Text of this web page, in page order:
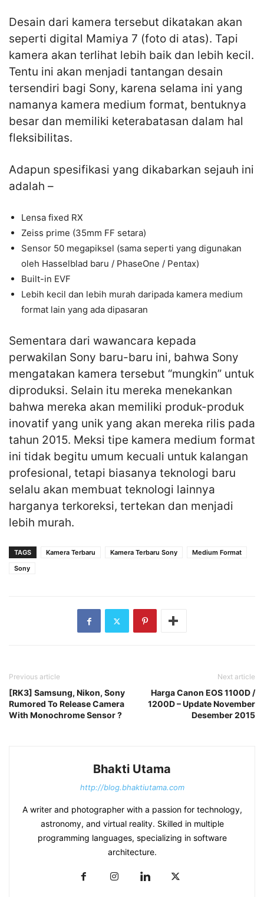
Desain dari kamera tersebut dikatakan akan
seperti digital Mamiya 7 (foto di atas). Tapi
kamera akan terlihat lebih baik dan lebih kecil.
Tentu ini akan menjadi tantangan desain
tersendiri bagi Sony, karena selama ini yang
namanya kamera medium format, bentuknya
besar dan memiliki keterabatasan dalam hal
fleksibilitas.
Adapun spesifikasi yang dikabarkan sejauh ini
adalah –
Lensa fixed RX
Zeiss prime (35mm FF setara)
Sensor 50 megapiksel (sama seperti yang digunakan
oleh Hasselblad baru / PhaseOne / Pentax)
Built-in EVF
Lebih kecil dan lebih murah daripada kamera medium
format lain yang ada dipasaran
Sementara dari wawancara kepada
perwakilan Sony baru-baru ini, bahwa Sony
mengatakan kamera tersebut “mungkin” untuk
diproduksi. Selain itu mereka menekankan
bahwa mereka akan memiliki produk-produk
inovatif yang unik yang akan mereka rilis pada
tahun 2015. Meksi tipe kamera medium format
ini tidak begitu umum kecuali untuk kalangan
profesional, tetapi biasanya teknologi baru
selalu akan membuat teknologi lainnya
harganya terkoreksi, tertekan dan menjadi
lebih murah.
TAGS Kamera Terbaru Kamera Terbaru Sony
Medium Format
Sony
Previous article
[RK3] Samsung, Nikon, Sony
Rumored To Release Camera
With Monochrome Sensor ?
Next article
Harga Canon EOS 1100D /
1200D – Update November
Desember 2015
Bhakti Utama
http://blog.bhaktiutama.com
A writer and photographer with a passion for technology,
astronomy, and virtual reality. Skilled in multiple
programming languages, specializing in software
architecture.